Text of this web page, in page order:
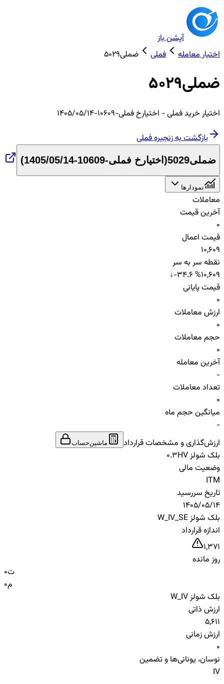
آپشن باز
اختیار معامله
فملی ضملی5029
ضملی5029
اختیار خریدفملی- اختیارخ فملی-10609-1405/05/14
بازگشت به زنجیرهفملی
ضملی5029 ( اختیارخ فملی-10609-1405/05/14 )
نمودارها
معاملات
آخرین قیمت
0
قیمت اعمال
10,609
نقطه سر به سر
10,609
↓-34.6 %
قیمت پایانی
0
ارزش معاملات
0
حجم معاملات
0
آخرین معامله
-
تعداد معاملات
0
میانگین حجم ماه
-
ارزش‌گذاری و مشخصات قرارداد
ماشین‌حساب
بلک شولز HV
0.3
وضعیت مالی
ITM
تاریخ سررسید
1405/05/14
بلک شولز W_IV_SE
اندازه قرارداد
1,371
روز مانده
0ت
0م
بلک شولز W_IV
ارزش ذاتی
5,611
ارزش زمانی
0
نوسان، یونانی‌ها و تضمین
IV